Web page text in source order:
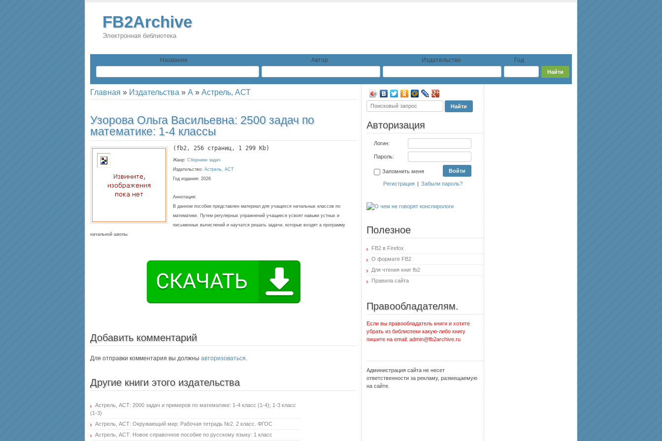
FB2Archive
Электронная библиотека
Название Автор Издательство Год
Главная » Издательства » А » Астрель, АСТ
Узорова Ольга Васильевна: 2500 задач по
математике: 1-4 классы
( fb2, 256 страниц, 1 299 Kb)
Жанр: Сборники задач
Издательство: Астрель, АСТ
Год издания: 2026
Аннотация:
В данном пособии представлен материал для учащихся начальных классов по
математике. Путем регулярных упражнений учащиеся усвоят навыки устных и
письменных вычислений и научатся решать задачи, которые входят а программу
начальной школы.
Добавить комментарий
Для отправки комментария вы должны авторизоваться.
Другие книги этого издательства
Астрель, АСТ: 2000 задач и примеров по математике: 1-4 класс (1-4); 1-3 класс
(1-3)
Астрель, АСТ: Окружающий мир: Рабочая тетрадь №2. 2 класс. ФГОС
Астрель, АСТ: Новое справочное пособие по русскому языку: 1 класс
Авторизация
Логин:
Пароль:
Запомнить меня
Регистрация | Забыли пароль?
Полезное
FB2 в Firefox
О формате FB2
Для чтения книг fb2
Правила сайта
Правообладателям.
Если вы правообладатель книги и хотите
убрать из библиотеки какую-либо книгу
пишите на email: admin@fb2archive.ru
Администрация сайта не несет
ответственности за рекламу, размещаемую
на сайте.